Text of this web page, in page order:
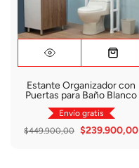
Estante Organizador con
Puertas para Baño Blanco
Envío gratis
$449.900,00 $239.900,00